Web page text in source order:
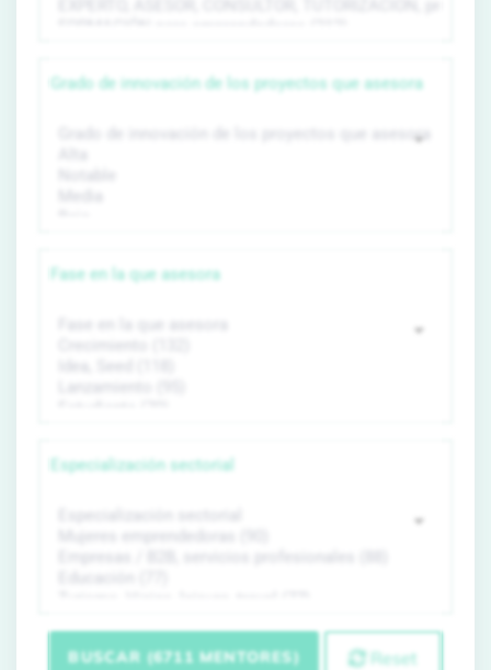
Grado de innovación de los proyectos que asesora
Fase en la que asesora
Especialización sectorial
BUSCAR (6711 MENTORES) Reset